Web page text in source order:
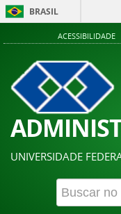
BRASIL
ACESSIBILIDADE
UNIVERSIDADE